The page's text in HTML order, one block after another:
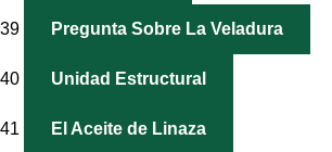
39 Pregunta Sobre La Veladura
40 Unidad Estructural
41 El Aceite de Linaza